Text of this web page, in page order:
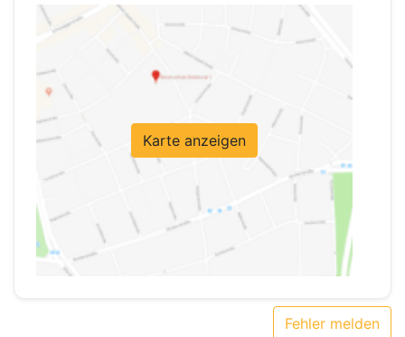
Karte anzeigen
Fehler melden